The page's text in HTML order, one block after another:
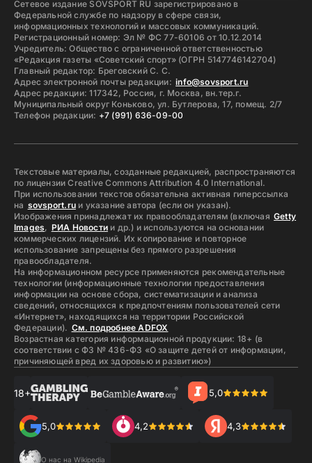
Сетевое издание SOVSPORT RU зарегистрировано в
Федеральной службе по надзору в сфере связи,
информационных технологий и массовых коммуникаций.
Регистрационный номер: Эл № ФС 77-60106 от 10.12.2014
Учредитель: Общество с ограниченной ответственностью
«Редакция газеты «Советский спорт» (ОГРН 5147746142704)
Главный редактор: Бреговский С. С.
Адрес электронной почты редакции: info@sovsport.ru
Адрес редакции: 117342, Россия, г. Москва, вн.тер.г.
Муниципальный округ Коньково, ул. Бутлерова, 17, помещ. 2/7
Телефон редакции: +7 (991) 636-09-00
Текстовые материалы, созданные редакцией, распространяются
по лицензии Creative Commons Attribution 4.0 International.
При использовании текстов обязательна активная гиперссылка
на sovsport.ruи указание автора (если он указан).
Изображения принадлежат их правообладателям (включая Getty
Images, РИА Новости и др.) и используются на основании
коммерческих лицензий. Их копирование и повторное
использование запрещены без прямого разрешения
правообладателя.
На информационном ресурсе применяются рекомендательные
технологии (информационные технологии предоставления
информации на основе сбора, систематизации и анализа
сведений, относящихся к предпочтениям пользователей сети
«Интернет», находящихся на территории Российской
Федерации). См. подробнее ADFOX
Возрастная категория информационной продукции: 18+ (в
соответствии с ФЗ № 436-ФЗ «О защите детей от информации,
причиняющей вред их здоровью и развитию»)
18+ 5,0
5,0 4,2 4,3
О нас на Wikipedia